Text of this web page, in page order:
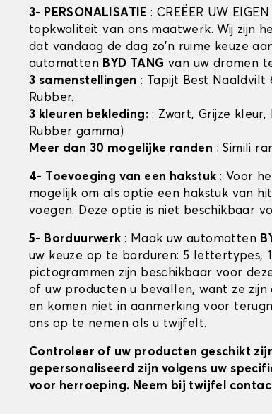
3- PERSONALISATIE: CREËER UW
topkwaliteit van ons maatwerk. Wij zijn
dat vandaag de dag zo'n ruime keuze
automatten BYD TANG van uw dromen
3 samenstellingen : Tapijt Best Naaldvilt
Rubber.
3 kleuren bekleding: : Zwart, Grijze
Rubber gamma)
Meer dan 30 mogelijke randen : Simili
4- Toevoeging van een hakstuk : Voor
mogelijk om als optie een hakstuk van
voegen. Deze optie is niet beschikbaar
5- Borduurwerk : Maak uw automatten
uw keuze op te borduren: 5 lettertypes,
pictogrammen zijn beschikbaar voor
of uw producten u bevallen, want ze
en komen niet in aanmerking voor
ons op te nemen als u twijfelt.
Controleer of uw producten geschikt
gepersonaliseerd zijn volgens uw
voor herroeping. Neem bij twijfel